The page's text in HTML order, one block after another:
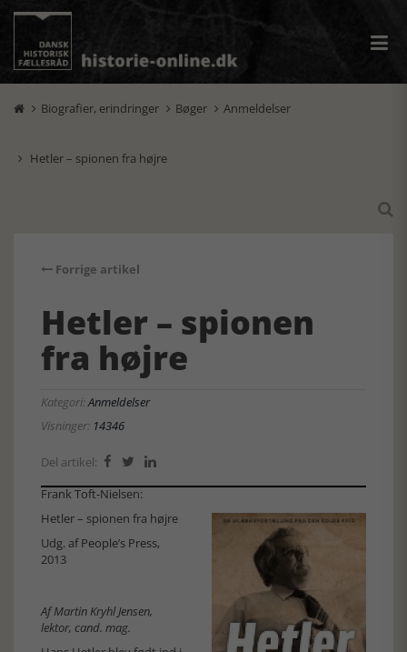
 Biografier, erindringer  Bøger  Anmeldelser
 Hetler – spionen fra højre

Forrige artikel
Hetler – spionen
fra højre
Kategori:Anmeldelser
Visninger: 14346
Del artikel:   
Frank Toft-Nielsen:
Hetler – spionen fra højre
Udg. afPeople’s Press,
2013
Af Martin Kryhl Jensen,
lektor, cand. mag.